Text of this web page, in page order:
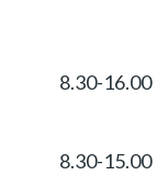
8.30-16.00
8.30-15.00